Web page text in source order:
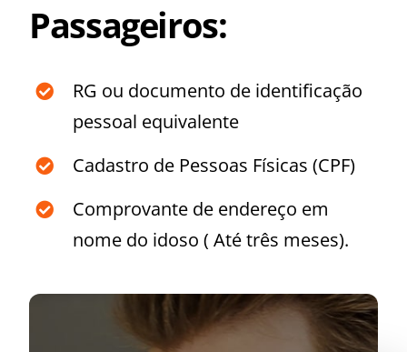
Passageiros:
RG ou documento de identificação
pessoal equivalente
Cadastro de Pessoas Físicas (CPF)
Comprovante de endereço em
nome do idoso ( Até três meses).